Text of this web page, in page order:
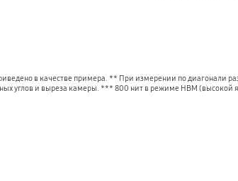
в качестве примера. ** При измерении по диагонали
углов и выреза камеры. *** 800 нит в режиме HBM (высокой